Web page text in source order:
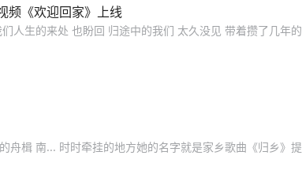
频《欢迎回家》上线
人生的来处 也盼回 归途中的我们 太久没见 带着攒了几年的
舟楫 南... 时时牵挂的地方她的名字就是家乡歌曲《归乡》提